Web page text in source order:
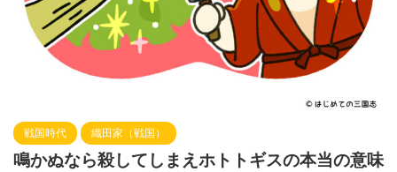
戦国時代 織田家（戦国）
鳴かぬなら殺してしまえホトトギスの本当の意味